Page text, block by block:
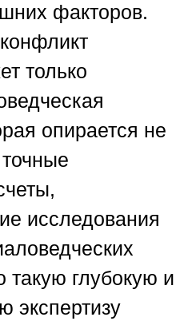
факторов.
только
опирается не
исследования
такую глубокую и
экспертизу